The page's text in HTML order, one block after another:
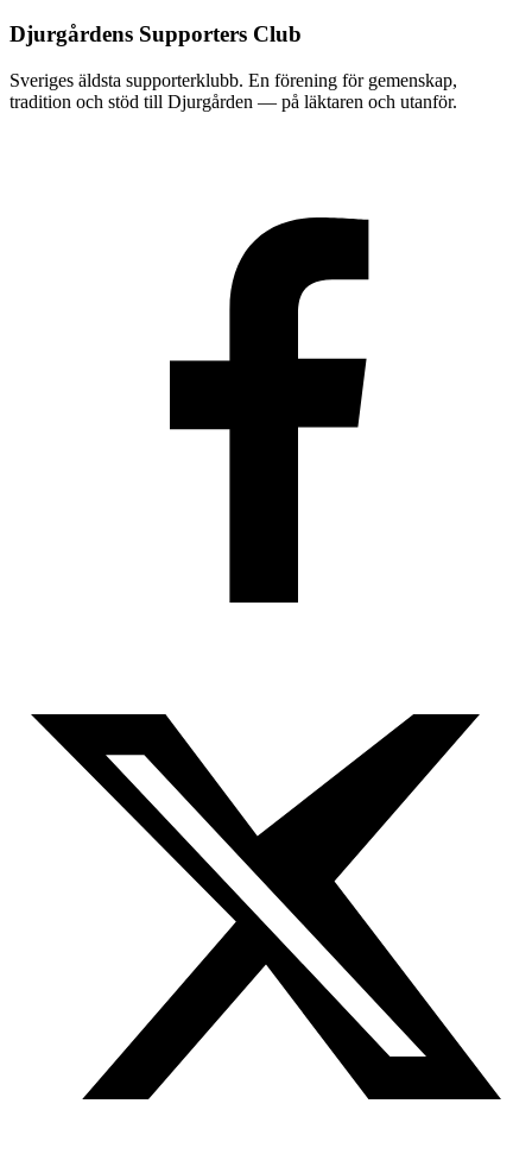
Djurgårdens Supporters Club
Sveriges äldsta supporterklubb. En förening för gemenskap,
tradition och stöd till Djurgården — på läktaren och utanför.